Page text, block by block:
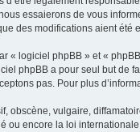
essaierons de vous
des modifications aient
« logiciel phpBB » et «
phpBB a pour seul but de
pas. Pour plus
obscène, vulgaire,
ou encore la loi